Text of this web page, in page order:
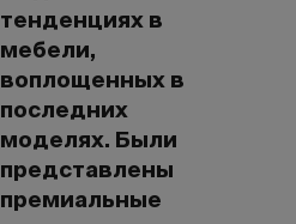
тенденциях в
мебели,
воплощенных в
последних
моделях. Были
представлены
премиальные